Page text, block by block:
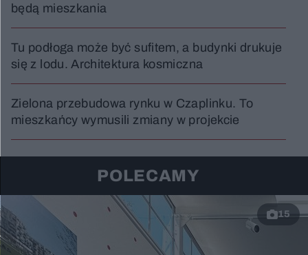
będą mieszkania
Tu podłoga może być sufitem, a budynki drukuje
się z lodu. Architektura kosmiczna
Zielona przebudowa rynku w Czaplinku. To
mieszkańcy wymusili zmiany w projekcie
POLECAMY
15